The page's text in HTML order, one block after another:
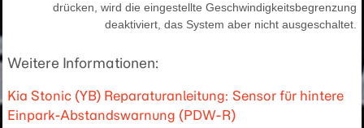
drücken, wird die eingestellte Geschwindigkeitsbegrenzung
deaktiviert, das System aber nicht ausgeschaltet.
Weitere Informationen:
Kia Stonic (YB) Reparaturanleitung: Sensor für hintere
Einpark-Abstandswarnung (PDW-R)